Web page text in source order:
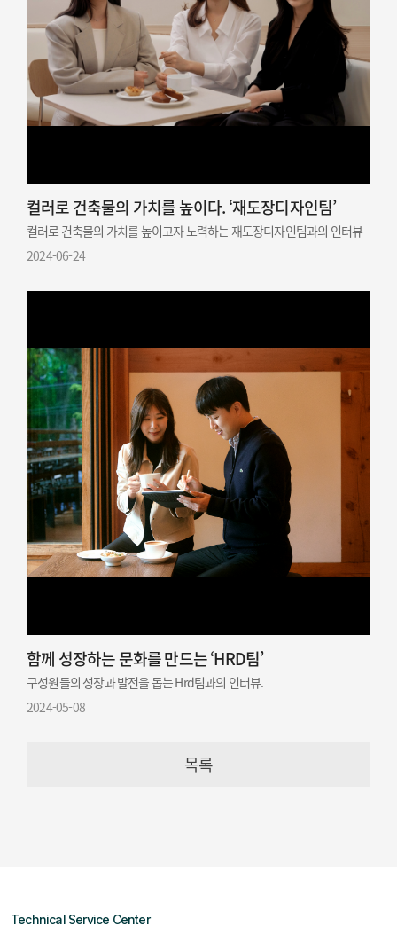
컬러로 건축물의 가치를 높이다. ‘재도장디자인팀’
컬러로 건축물의 가치를 높이고자 노력하는 재도장디자인팀과의 인터뷰
2024-06-24
함께 성장하는 문화를 만드는 ‘HRD팀’
구성원들의 성장과 발전을 돕는 Hrd팀과의 인터뷰.
2024-05-08
목록
Technical Service Center